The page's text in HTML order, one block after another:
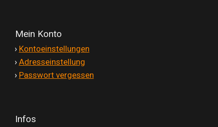
Mein Konto
› Kontoeinstellungen
› Adresseinstellung
› Passwort vergessen
Infos